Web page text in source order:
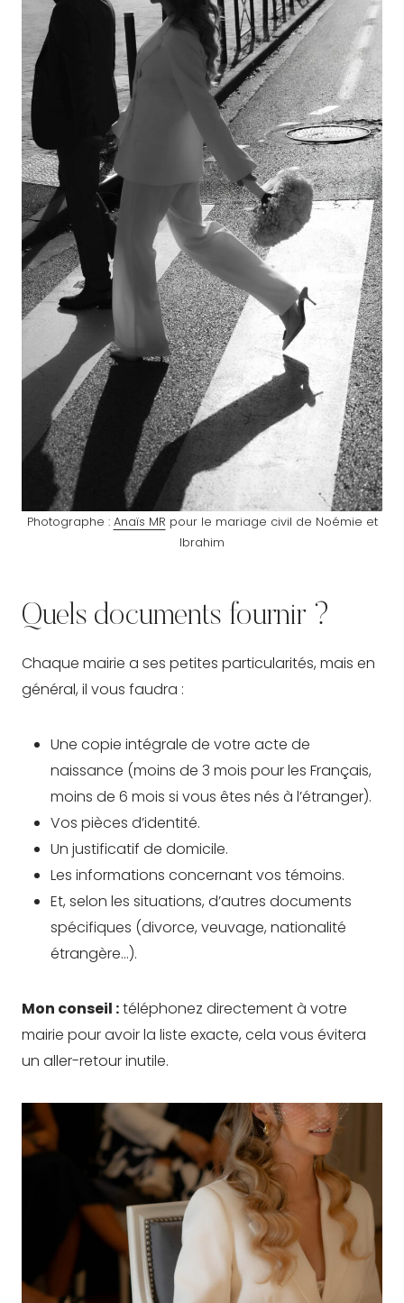
Photographe : Anaïs MR pour le mariage civil de Noémie et
Ibrahim
Quels documents fournir ?
Chaque mairie a ses petites particularités, mais en
général, il vous faudra :
Une copie intégrale de votre acte de
naissance (moins de 3 mois pour les Français,
moins de 6 mois si vous êtes nés à l’étranger).
Vos pièces d’identité.
Un justificatif de domicile.
Les informations concernant vos témoins.
Et, selon les situations, d’autres documents
spécifiques (divorce, veuvage, nationalité
étrangère…).
Mon conseil :téléphonez directement à votre
mairie pour avoir la liste exacte, cela vous évitera
un aller-retour inutile.